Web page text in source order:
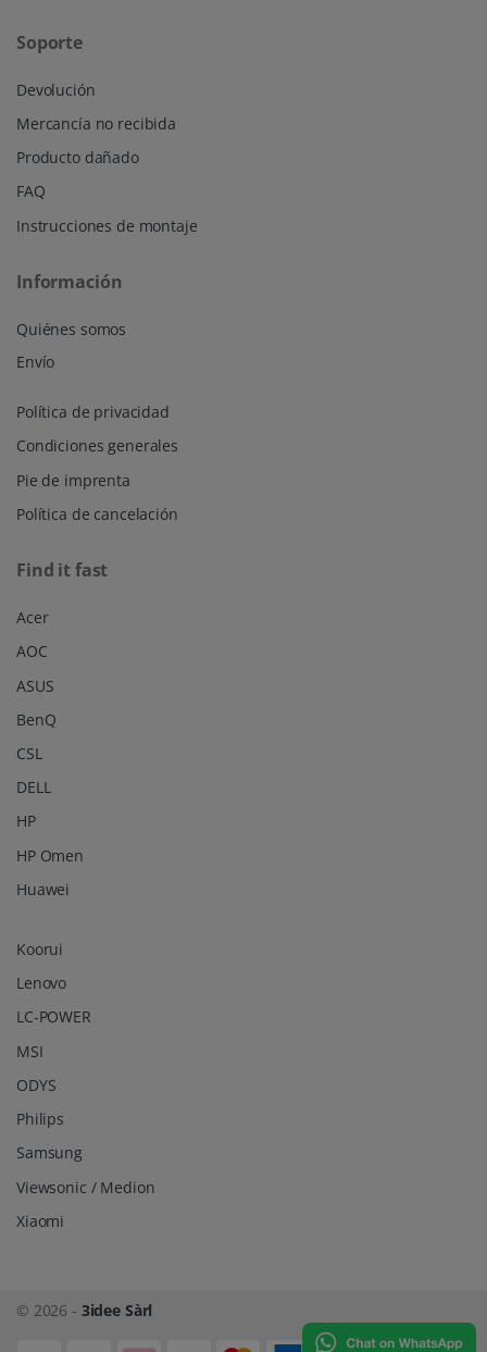
Soporte
Devolución
Mercancía no recibida
Producto dañado
FAQ
Instrucciones de montaje
Información
Quiénes somos
Envío
Política de privacidad
Condiciones generales
Pie de imprenta
Política de cancelación
Find it fast
Acer
AOC
ASUS
BenQ
CSL
DELL
HP
HP Omen
Huawei
Koorui
Lenovo
LC-POWER
MSI
ODYS
Philips
Samsung
Viewsonic / Medion
Xiaomi
© 2026 - 3idee Sàrl